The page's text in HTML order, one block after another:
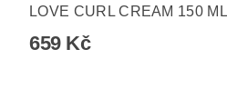
LOVE CURL CREAM 150
659 Kč